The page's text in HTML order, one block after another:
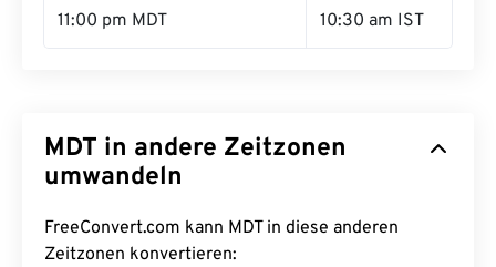
11:00 pm MDT 10:30 am IST
MDT in andere Zeitzonen
umwandeln
FreeConvert.com kann MDT in diese anderen
Zeitzonen konvertieren: